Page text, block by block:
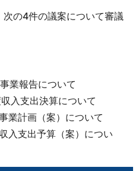
の4件の議案について審議
業報告について
入支出決算について
業計画（案）について
入支出予算（案）につい